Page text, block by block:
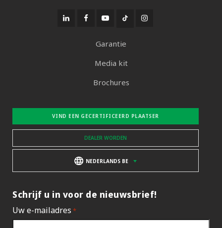
Garantie
Media kit
Brochures
VIND EEN GECERTIFICEERD PLAATSER
DEALER WORDEN
NEDERLANDS BE
Schrijf u in voor de nieuwsbrief!
Uw e-mailadres *